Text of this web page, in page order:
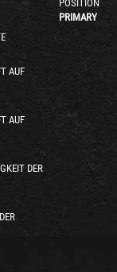
AUF
AUF
DER
POSITION
PRIMARY